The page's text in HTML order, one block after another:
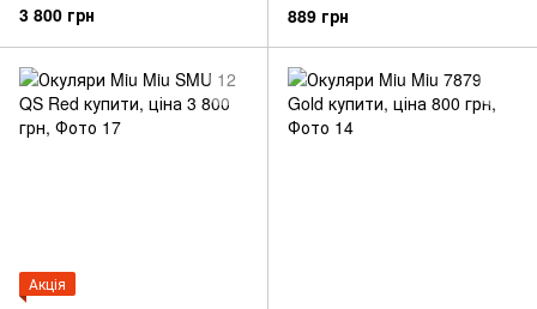
3 800 грн 889 грн
Акція